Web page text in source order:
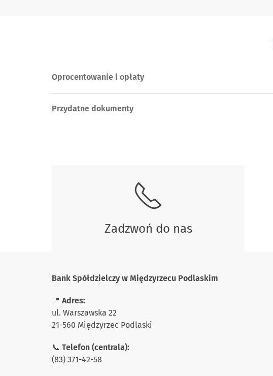
Oprocentowanie i opłaty
Przydatne dokumenty
Zadzwoń do nas
Bank Spółdzielczy w Międzyrzecu Podlaskim
📍 Adres:
ul. Warszawska 22
21-560 Międzyrzec Podlaski
📞 Telefon (centrala):
(83) 371-42-58